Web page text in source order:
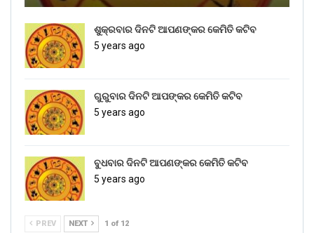
ଶୁକ୍ରବାର ଦିନଟି ଆପଣଙ୍କର କେମିତି କଟିବ
5 years ago
ଗୁରୁବାର ଦିନଟି ଆପଙ୍କର କେମିତି କଟିବ
5 years ago
ବୁଧବାର ଦିନଟି ଆପଣଙ୍କର କେମିତି କଟିବ
5 years ago
PREV NEXT 1 of 12